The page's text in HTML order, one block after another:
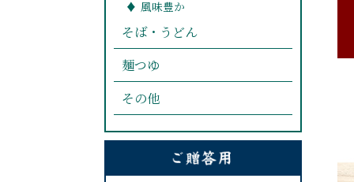
風味豊か
そば・うどん
麺つゆ
その他